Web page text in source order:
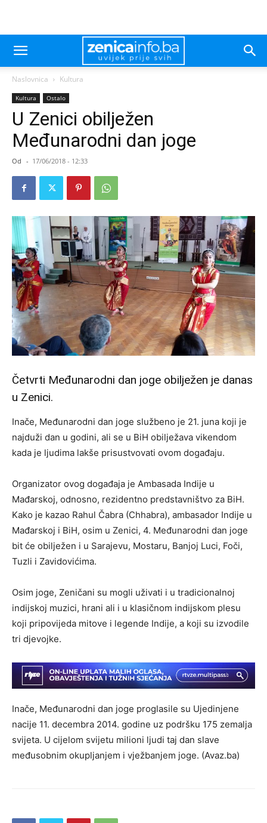
Naslovnica Kultura
Kultura Ostalo
U Zenici obilježen
Međunarodni dan joge
Od - 17/06/2018 - 12:33
Četvrti Međunarodni dan joge obilježen je danas
u Zenici.
Inače, Međunarodni dan joge službeno je 21. juna koji je
najduži dan u godini, ali se u BiH obilježava vikendom
kada je ljudima lakše prisustvovati ovom događaju.
Organizator ovog događaja je Ambasada Indije u
Mađarskoj, odnosno, rezidentno predstavništvo za BiH.
Kako je kazao Rahul Čabra (Chhabra), ambasador Indije u
Mađarskoj i BiH, osim u Zenici, 4. Međunarodni dan joge
bit će obilježen i u Sarajevu, Mostaru, Banjoj Luci, Foči,
Tuzli i Zavidovićima.
Osim joge, Zeničani su mogli uživati i u tradicionalnoj
indijskoj muzici, hrani ali i u klasičnom indijskom plesu
koji pripovijeda mitove i legende Indije, a koji su izvodile
tri djevojke.
Inače, Međunarodni dan joge proglasile su Ujedinjene
nacije 11. decembra 2014. godine uz podršku 175 zemalja
svijeta. U cijelom svijetu milioni ljudi taj dan slave
međusobnim okupljanjem i vježbanjem joge. (Avaz.ba)